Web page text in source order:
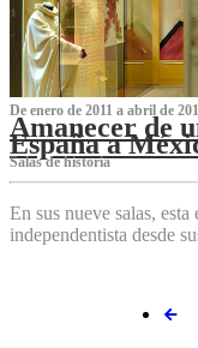
De enero de 2011 a abril de
Amanecer de
España a
Salas de historia
En sus nueve salas,
independentista desde